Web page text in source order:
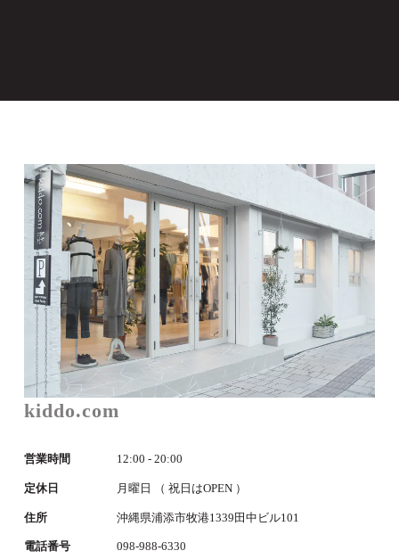
kiddo.com
営業時間 12:00 - 20:00
定休日 月曜日 （ 祝日はOPEN ）
住所 沖縄県浦添市牧港1339田中ビル101
電話番号 098-988-6330